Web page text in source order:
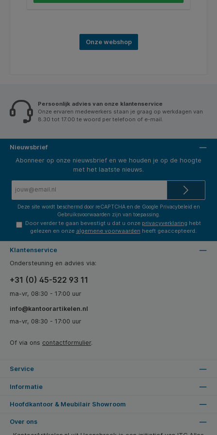
Onze webshop
Persoonlijk advies van onze klantenservice
Onze ervaren medewerkers staan je graag op werkdagen van
8.30 tot 17.00 te woord per telefoon of e-mail.
Nieuwsbrief
Abonneer op onze nieuwsbrief en we houden je op de hoogte
met het laatste nieuws.
Deze site wordt beschermd door reCAPTCHA en de Google Privacybeleid en
Gebruiksvoorwaarden zijn van toepassing.
Door verder te gaan bevestigt u dat u onze privacyverklaring hebt
gelezen en onze algemene voorwaarden heeft geaccepteerd.
Klantenservice
Ondersteuning en advies via:
+31 (0) 45-522 93 11
ma-vr, 08:30 - 17:00 uur
info@kantoorartikelen.nl
ma-vr, 08:30 - 17:00 uur
Of via ons contactformulier.
Service
Informatie
Hoofdkantoor & Meubilair Showroom
Over ons